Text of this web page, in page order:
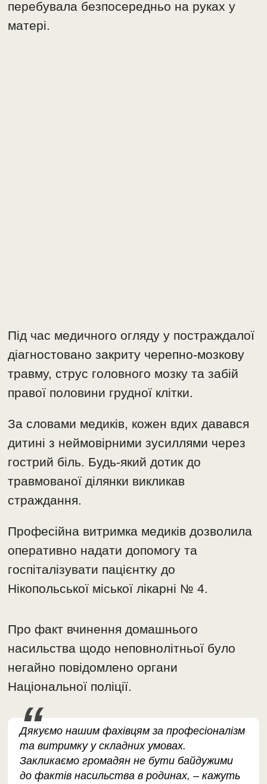
перебувала безпосередньо на руках у
матері.
​Під час медичного огляду у постраждалої
діагностовано закриту черепно-мозкову
травму, струс головного мозку та забій
правої половини грудної клітки.
За словами медиків, кожен вдих давався
дитині з неймовірними зусиллями через
гострий біль. Будь-який дотик до
травмованої ділянки викликав
страждання.
Професійна витримка медиків дозволила
оперативно надати допомогу та
госпіталізувати пацієнтку до
Нікопольської міської лікарні № 4.
Про факт вчинення домашнього
насильства щодо неповнолітньої було
негайно повідомлено органи
Національної поліції.
​Дякуємо нашим фахівцям за професіоналізм
та витримку у складних умовах.
Закликаємо громадян не бути байдужими
до фактів насильства в родинах, – кажуть